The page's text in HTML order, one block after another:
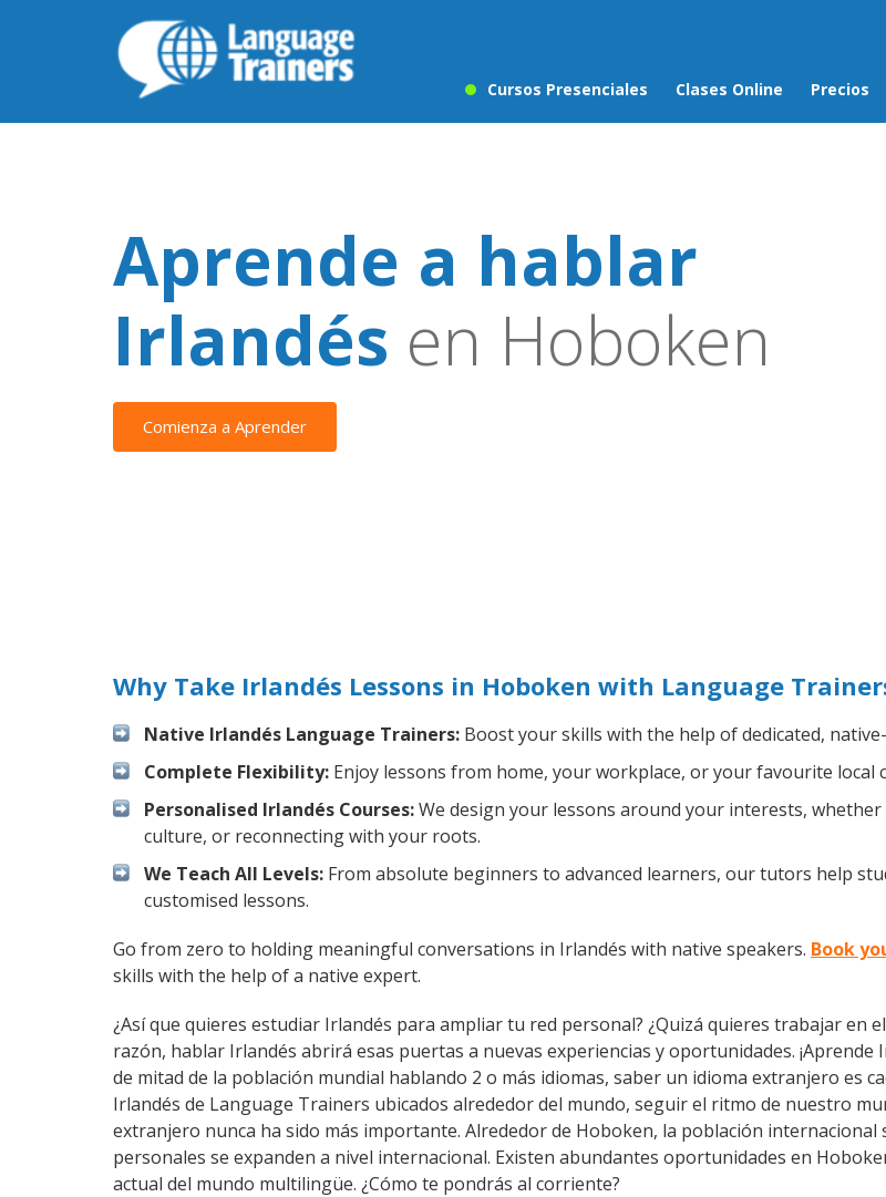
Cursos Presenciales Clases Online Precios
Aprende a hablar
Irlandés en Hoboken
Comienza a Aprender
Why Take Irlandés Lessons in Hoboken with Language
Native Irlandés Language Trainers: Boost your skills with the help of dedicated,
Complete Flexibility: Enjoy lessons from home, your workplace, or your favourite local
Personalised Irlandés Courses:We design your lessons around your interests,
culture, or reconnecting with your roots.
We Teach All Levels: From absolute beginners to advanced learners, our tutors help
customised lessons.
Go from zero to holding meaningful conversations in Irlandés with native speakers. Book
skills with the help of a native expert.
¿Así que quieres estudiar Irlandés para ampliar tu red personal? ¿Quizá quieres trabajar en
razón, hablar Irlandés abrirá esas puertas a nuevas experiencias y oportunidades.
de mitad de la población mundial hablando 2 o más idiomas, saber un idioma extranjero es
Irlandés de Language Trainers ubicados alrededor del mundo, seguir el ritmo de nuestro
extranjero nunca ha sido más importante. Alrededor de Hoboken, la población internacional
personales se expanden a nivel internacional. Existen abundantes oportunidades en
actual del mundo multilingüe. ¿Cómo te pondrás al corriente?